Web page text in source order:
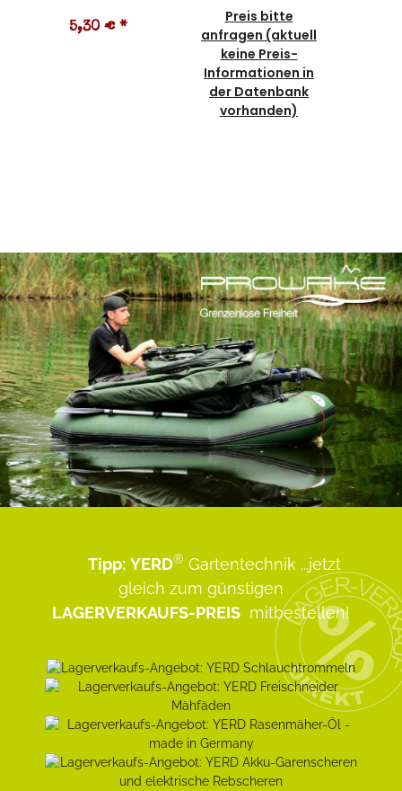
5,30 € *
Preis bitte
anfragen (aktuell
keine Preis-
Informationen in
der Datenbank
vorhanden)
Tipp: YERD® Gartentechnik ...jetzt
gleich zum günstigen
LAGERVERKAUFS-PREIS mitbestellen!